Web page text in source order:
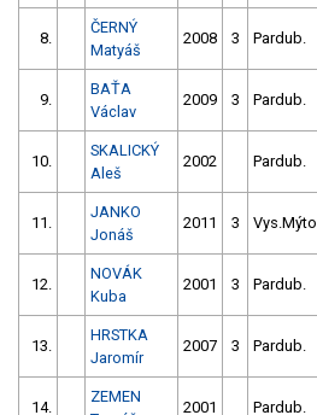
8.
ČERNÝ
Matyáš
2008 3 Pardub.
9.
BAŤA
Václav
2009 3 Pardub.
10.
SKALICKÝ
Aleš
2002 Pardub.
11.
JANKO
Jonáš
2011 3 Vys.Mýto
12.
NOVÁK
Kuba
2001 3 Pardub.
13.
HRSTKA
Jaromír
2007 3 Pardub.
14.
ZEMEN
2001 Pardub.